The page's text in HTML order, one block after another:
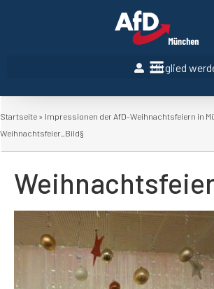
Mitglied
Startseite » Impressionen der AfD-Weihnachtsfeiern in
Weihnachtsfeier_Bild§